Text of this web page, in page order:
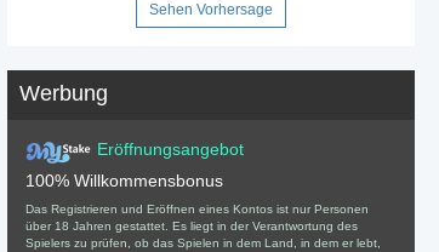
Sehen Vorhersage
Werbung
Eröffnungsangebot
100% Willkommensbonus
Das Registrieren und Eröffnen eines Kontos ist nur Personen
über 18 Jahren gestattet. Es liegt in der Verantwortung des
Spielers zu prüfen, ob das Spielen in dem Land, in dem er lebt,